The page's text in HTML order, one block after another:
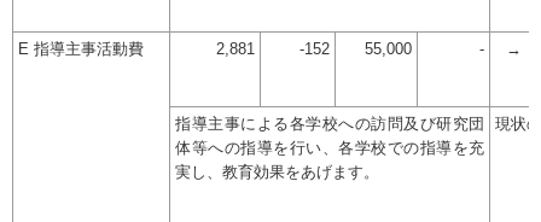
E 指導主事活動費 2,881 -152 55,000 - →
指導主事による各学校への訪問及び研究団
体等への指導を行い、各学校での指導を充
実し、教育効果をあげます。
現状